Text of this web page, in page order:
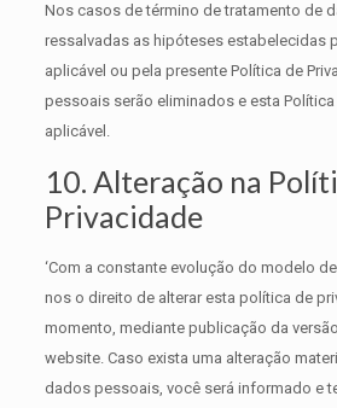
Nos casos de término de tratamento de
ressalvadas as hipóteses estabelecidas
aplicável ou pela presente Política de
pessoais serão eliminados e esta
aplicável.
10. Alteração na
Privacidade
‘Com a constante evolução do modelo
nos o direito de alterar esta política de
momento, mediante publicação da
website. Caso exista uma alteração
dados pessoais, você será informado e